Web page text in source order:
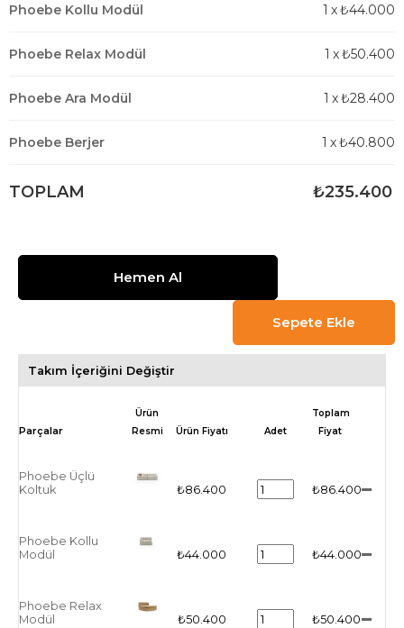
Phoebe Kollu Modül 1 x₺44.000
Phoebe Relax Modül 1 x₺50.400
Phoebe Ara Modül 1 x₺28.400
Phoebe Berjer 1 x₺40.800
TOPLAM ₺235.400
Takım İçeriğini Değiştir
Ürün
Resmi
Ürün Fiyatı Adet
Toplam
Fiyat
Phoebe Üçlü
Koltuk
₺86.400 ₺86.400
Phoebe Kollu
Modül
₺44.000 ₺44.000
Phoebe Relax
Modül
₺50.400 ₺50.400